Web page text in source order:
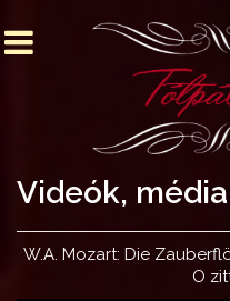
Videók, média
W.A. Mozart: Die
O